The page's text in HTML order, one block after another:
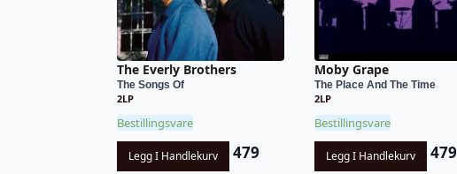
The Everly Brothers
The Songs Of
2LP
Bestillingsvare
Legg I Handlekurv 479
Moby Grape
The Place And The Time
2LP
Bestillingsvare
Legg I Handlekurv 479